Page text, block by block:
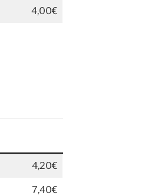
4,00€
4,20€
7,40€